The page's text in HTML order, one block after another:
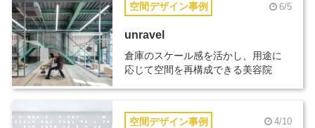
空間デザイン事例 6/5
unravel
倉庫のスケール感を活かし、用途に
応じて空間を再構成できる美容院
空間デザイン事例 4/10